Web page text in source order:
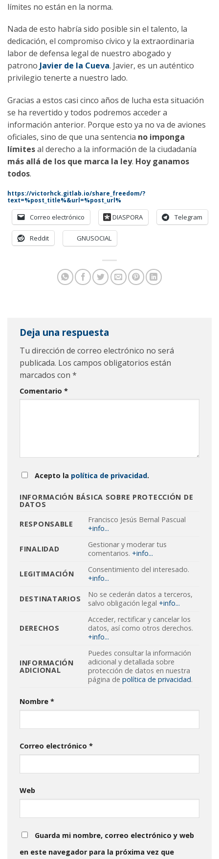
límites no están en la norma.
Nada de esto habría sido posible sin el talento, la
dedicación, el compromiso cívico y la extraordinaria
labor de defensa legal de nuestro abogado y
patrono Javier de la Cueva. Javier, es un auténtico
privilegio tenerte a nuestro lado.
Gracias a estos casi cinco años de lucha esta situación
se ha revertido y todos podremos acceder a
información anterior. Porque esto ya no va de aviones
oficiales, sino de que una sentencia no imponga
límitesal derecho a la información de la ciudadanía
más allá de los que marca la ley. Hoy ganamos
todos.
https://victorhck.gitlab.io/share_freedom/?
text=%post_title%&url=%post_url%
Correo electrónico DIASPORA Telegram
Reddit GNUSOCIAL
Deja una respuesta
Tu dirección de correo electrónico no será
publicada. Los campos obligatorios están
marcados con *
Comentario *
Acepto la política de privacidad.
INFORMACIÓN BÁSICA SOBRE PROTECCIÓN DE
DATOS
RESPONSABLE
Francisco Jesús Bernal Pascual
+info...
FINALIDAD
Gestionar y moderar tus
comentarios. +info...
LEGITIMACIÓN
Consentimiento del interesado.
+info...
DESTINATARIOS
No se cederán datos a terceros,
salvo obligación legal +info...
DERECHOS
Acceder, rectificar y cancelar los
datos, así como otros derechos.
+info...
INFORMACIÓN
ADICIONAL
Puedes consultar la información
adicional y detallada sobre
protección de datos en nuestra
página depolítica de privacidad.
Nombre *
Correo electrónico *
Web
Guarda mi nombre, correo electrónico y web
en este navegador para la próxima vez que